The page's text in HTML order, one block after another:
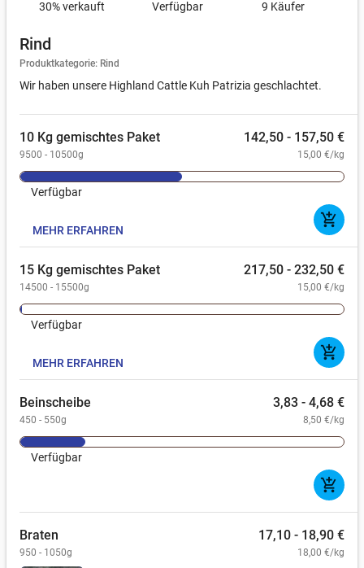
30% verkauft Verfügbar 9 Käufer
Rind
Produktkategorie: Rind
Wir haben unsere Highland Cattle Kuh Patrizia geschlachtet.
10 Kg gemischtes Paket 142,50 - 157,50 €
9500 - 10500g 15,00 €/kg
Verfügbar
add_shopping_cart
MEHR ERFAHREN
15 Kg gemischtes Paket 217,50 - 232,50 €
14500 - 15500g 15,00 €/kg
Verfügbar
add_shopping_cart
MEHR ERFAHREN
Beinscheibe 3,83 - 4,68 €
450 - 550g 8,50 €/kg
Verfügbar
add_shopping_cart
Braten 17,10 - 18,90 €
950 - 1050g 18,00 €/kg